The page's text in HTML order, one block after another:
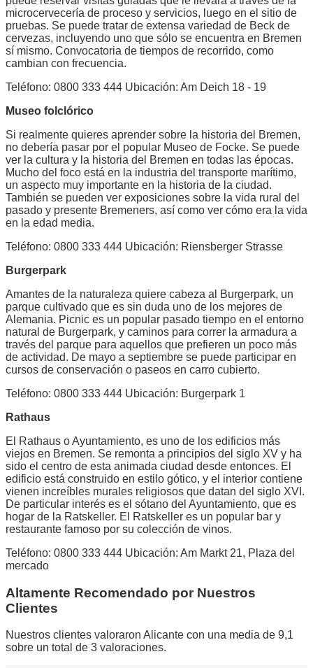
microcervecería de proceso y servicios, luego en el sitio de
pruebas. Se puede tratar de extensa variedad de Beck de
cervezas, incluyendo uno que sólo se encuentra en Bremen
sí mismo. Convocatoria de tiempos de recorrido, como
cambian con frecuencia.
Teléfono: 0800 333 444 Ubicación: Am Deich 18 - 19
Museo folclórico
Si realmente quieres aprender sobre la historia del Bremen,
no debería pasar por el popular Museo de Focke. Se puede
ver la cultura y la historia del Bremen en todas las épocas.
Mucho del foco está en la industria del transporte marítimo,
un aspecto muy importante en la historia de la ciudad.
También se pueden ver exposiciones sobre la vida rural del
pasado y presente Bremeners, así como ver cómo era la vida
en la edad media.
Teléfono: 0800 333 444 Ubicación: Riensberger Strasse
Burgerpark
Amantes de la naturaleza quiere cabeza al Burgerpark, un
parque cultivado que es sin duda uno de los mejores de
Alemania. Picnic es un popular pasado tiempo en el entorno
natural de Burgerpark, y caminos para correr la armadura a
través del parque para aquellos que prefieren un poco más
de actividad. De mayo a septiembre se puede participar en
cursos de conservación o paseos en carro cubierto.
Teléfono: 0800 333 444 Ubicación: Burgerpark 1
Rathaus
El Rathaus o Ayuntamiento, es uno de los edificios más
viejos en Bremen. Se remonta a principios del siglo XV y ha
sido el centro de esta animada ciudad desde entonces. El
edificio está construido en estilo gótico, y el interior contiene
vienen increíbles murales religiosos que datan del siglo XVI.
De particular interés es el sótano del Ayuntamiento, que es
hogar de la Ratskeller. El Ratskeller es un popular bar y
restaurante famoso por su colección de vinos.
Teléfono: 0800 333 444 Ubicación: Am Markt 21, Plaza del
mercado
Altamente Recomendado por Nuestros
Clientes
Nuestros clientes valoraron Alicante con una media de 9,1
sobre un total de 3 valoraciones.